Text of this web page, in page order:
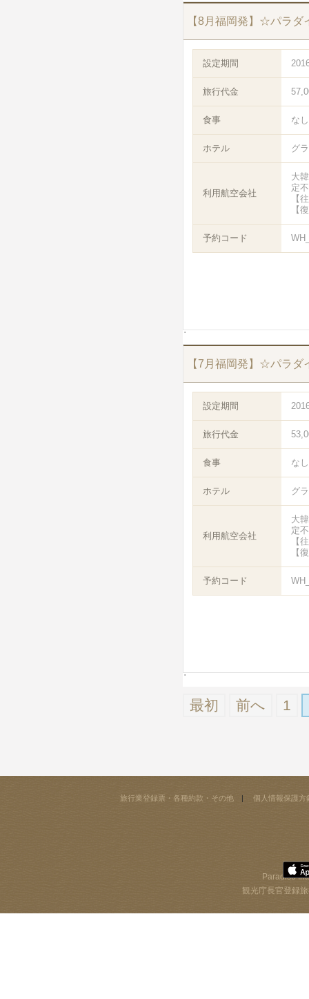
【8月福岡発】☆パラダ
設定期間
旅行代金
食事 なし
ホテル グ
利用航空会社
大
定
【
【
予約コード
【7月福岡発】☆パラダ
設定期間
旅行代金
食事 なし
ホテル グ
利用航空会社
大
定
【
【
予約コード
最初 前へ 1
旅行業登録票・各種約款・その他 個人情報保護方
Paradise
観光庁長官登録